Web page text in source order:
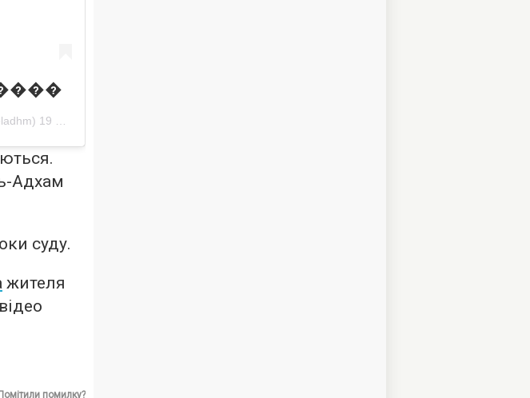
مش شايفك انا هعملك زووم ��بوم بوم
19 Лют 2020 р. о 6:48 PST
Адхам
суду.
жителя
помилку?